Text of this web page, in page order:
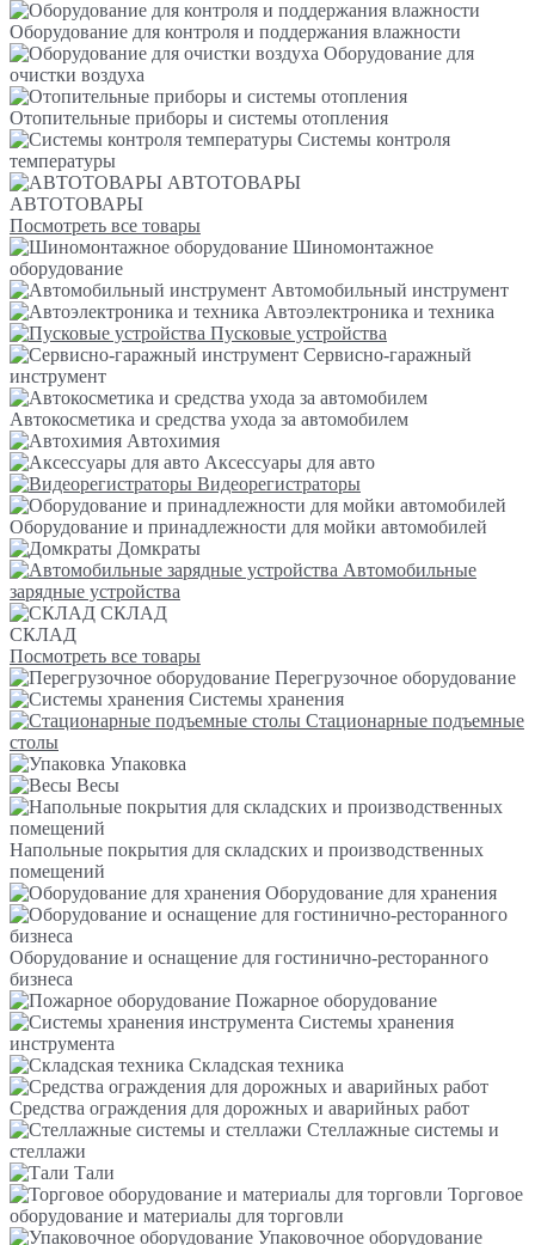
Оборудование для контроля и поддержания влажности
Оборудование для
очистки воздуха
Отопительные приборы и системы отопления
Системы контроля
температуры
АВТОТОВАРЫ
АВТОТОВАРЫ
Посмотреть все товары
Шиномонтажное
оборудование
Автомобильный инструмент
Автоэлектроника и техника
Пусковые устройства
Сервисно-гаражный
инструмент
Автокосметика и средства ухода за автомобилем
Автохимия
Аксессуары для авто
Видеорегистраторы
Оборудование и принадлежности для мойки автомобилей
Домкраты
Автомобильные
зарядные устройства
СКЛАД
СКЛАД
Посмотреть все товары
Перегрузочное оборудование
Системы хранения
Стационарные подъемные
столы
Упаковка
Весы
Напольные покрытия для складских и производственных
помещений
Оборудование для хранения
Оборудование и оснащение для гостинично-ресторанного
бизнеса
Пожарное оборудование
Системы хранения
инструмента
Складская техника
Средства ограждения для дорожных и аварийных работ
Стеллажные системы и
стеллажи
Тали
Торговое
оборудование и материалы для торговли
Упаковочное оборудование